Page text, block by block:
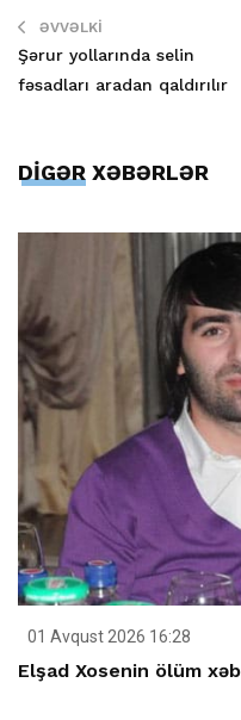
ƏVVƏLKI
Şərur yollarında selin
fəsadları aradan qaldırılır
DİGƏR XƏBƏRLƏR
01 Avqust 2026 16:28
Elşad Xosenin ölüm